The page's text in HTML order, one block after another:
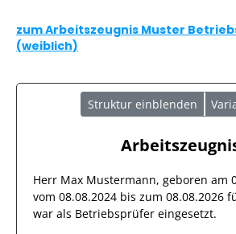
zum Arbeitszeugnis Muster
(weiblich)
Struktur einblenden
Herr Max Mustermann, geboren am
vom 08.08.2024 bis zum 08.08.2026
war als Betriebsprüfer eingesetzt.